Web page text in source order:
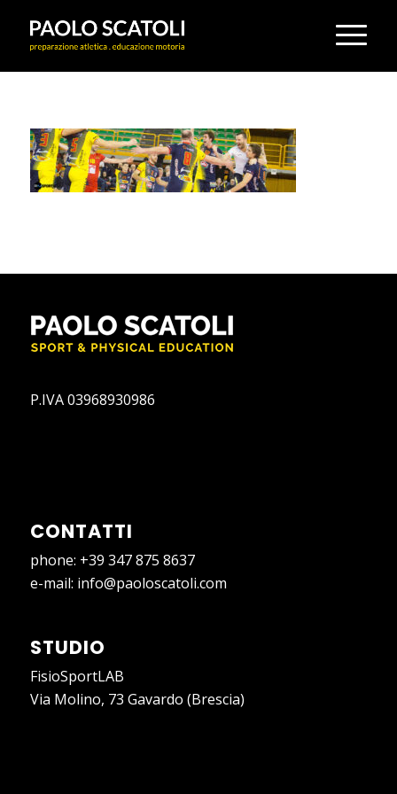
P.IVA 03968930986
CONTATTI
phone: +39 347 875 8637
e-mail: info@paoloscatoli.com
STUDIO
FisioSportLAB
Via Molino, 73 Gavardo (Brescia)